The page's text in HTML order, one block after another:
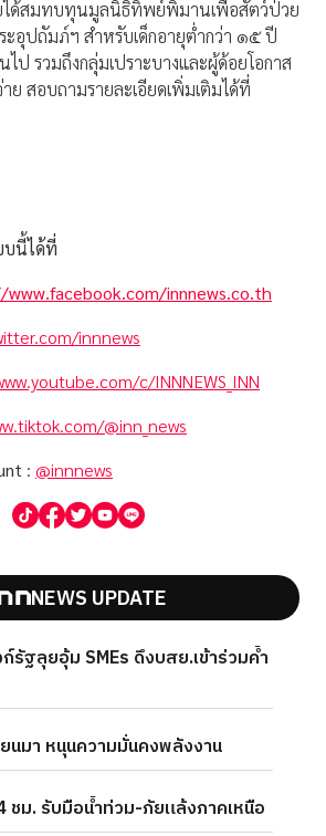
ด้สมทบทุนมูลนิธิทิพย์พิมานเพื่อสัตว์ป่วย
ะอุปถัมภ์ฯ สำหรับเด็กอายุต่ำกว่า ๑๕ ปี
ป รวมถึงกลุ่มเปราะบางและผู้ด้อยโอกาส
ย สอบถามรายละเอียดเพิ่มเติมได้ที่
นี้ได้ที่
innnews.co.th
innnews
c/INNNEWS_INN
@inn_news
: @innnews
NEWS UPDATE
รัฐลุยอุ้ม SMEs ดึงบสย.เข้าร่วมค้ำ
นมา หนุนความมั่นคงพลังงาน
ชม. รับมือน้ำท่วม-ภัยแล้งภาคเหนือ